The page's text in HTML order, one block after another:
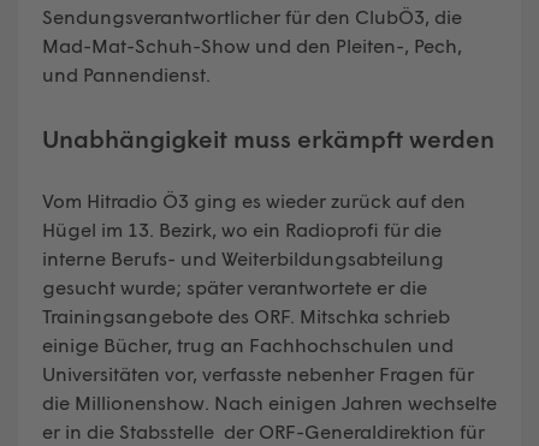
Sendungsverantwortlicher für den ClubÖ3, die
Mad-Mat-Schuh-Show und den Pleiten-, Pech,
und Pannendienst.
Unabhängigkeit muss erkämpft werden
Vom Hitradio Ö3 ging es wieder zurück auf den
Hügel im 13. Bezirk, wo ein Radioprofi für die
interne Berufs- und Weiterbildungsabteilung
gesucht wurde; später verantwortete er die
Trainingsangebote des ORF. Mitschka schrieb
einige Bücher, trug an Fachhochschulen und
Universitäten vor, verfasste nebenher Fragen für
die Millionenshow. Nach einigen Jahren wechselte
er in die Stabsstelle der ORF-Generaldirektion für